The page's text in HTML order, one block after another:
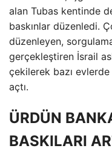
alan Tubas kentinde
baskınlar düzenledi.
düzenleyen,
gerçekleştiren İsrail
çekilerek bazı
açtı.
ÜRDÜN
BASKILARI